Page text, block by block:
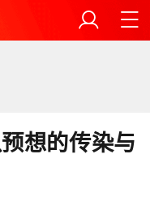
想的传染与